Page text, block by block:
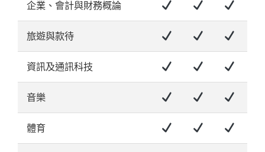
企業、會計與財務概論
旅遊與款待
資訊及通訊科技
音樂
體育